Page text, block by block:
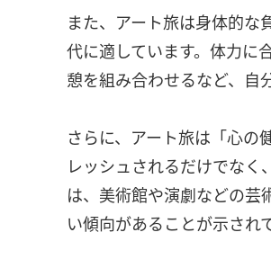
また、アート旅は身体的
代に適しています。体力に
憩を組み合わせるなど、自
さらに、アート旅は「心の
レッシュされるだけでな
は、美術館や演劇などの芸
い傾向があることが示され